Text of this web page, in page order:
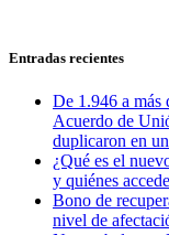
Entradas recientes
De 1.946 a más
Acuerdo de
duplicaron en
¿Qué es el
y quiénes
Bono de
nivel de